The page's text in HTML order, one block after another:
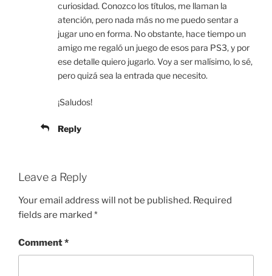
curiosidad. Conozco los títulos, me llaman la
atención, pero nada más no me puedo sentar a
jugar uno en forma. No obstante, hace tiempo un
amigo me regaló un juego de esos para PS3, y por
ese detalle quiero jugarlo. Voy a ser malísimo, lo sé,
pero quizá sea la entrada que necesito.
¡Saludos!
Reply
Leave a Reply
Your email address will not be published. Required
fields are marked *
Comment*